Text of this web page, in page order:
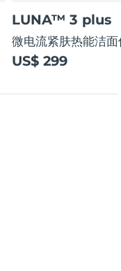
LUNA™ 3 plus
微电流紧肤热能洁面
US$ 299